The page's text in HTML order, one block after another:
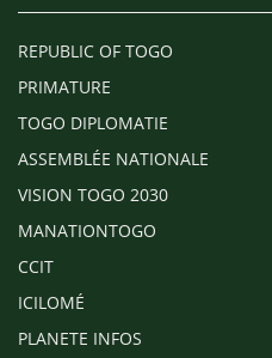
REPUBLIC OF TOGO
PRIMATURE
TOGO DIPLOMATIE
ASSEMBLÉE NATIONALE
VISION TOGO 2030
MANATIONTOGO
CCIT
ICILOMÉ
PLANETE INFOS